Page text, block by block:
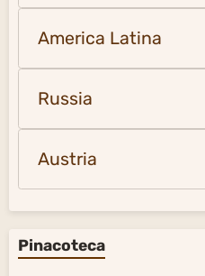
America Latina
Russia
Austria
Pinacoteca